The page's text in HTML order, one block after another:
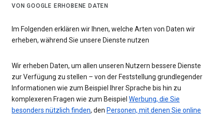
VON GOOGLE ERHOBENE DATEN
Im Folgenden erklären wir Ihnen, welche Arten von Daten wir
erheben, während Sie unsere Dienste nutzen
Wir erheben Daten, um allen unseren Nutzern bessere Dienste
zur Verfügung zu stellen – von der Feststellung grundlegender
Informationen wie zum Beispiel Ihrer Sprache bis hin zu
komplexeren Fragen wie zum Beispiel Werbung, die Sie
besonders nützlich finden, den Personen, mit denen Sie online